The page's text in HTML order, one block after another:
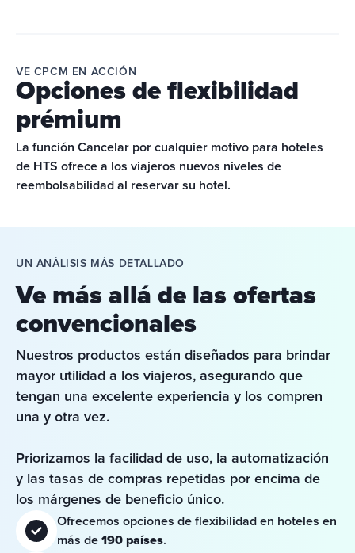
VE CPCM EN ACCIÓN
Opciones de flexibilidad
prémium
La función Cancelar por cualquier motivo para hoteles
de HTS ofrece a los viajeros nuevos niveles de
reembolsabilidad al reservar su hotel.
UN ANÁLISIS MÁS DETALLADO
Ve más allá de las ofertas
convencionales
Nuestros productos están diseñados para brindar
mayor utilidad a los viajeros, asegurando que
tengan una excelente experiencia y los compren
una y otra vez.
Priorizamos la facilidad de uso, la automatización
y las tasas de compras repetidas por encima de
los márgenes de beneficio único.
Ofrecemos opciones de flexibilidad en hoteles en
más de 190 países.